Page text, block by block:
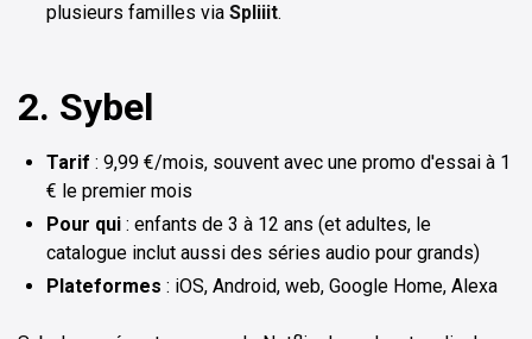
plusieurs familles via Spliiit.
2. Sybel
Tarif : 9,99 €/mois, souvent avec une promo d'essai à 1
€ le premier mois
Pour qui : enfants de 3 à 12 ans (et adultes, le
catalogue inclut aussi des séries audio pour grands)
Plateformes : iOS, Android, web, Google Home, Alexa